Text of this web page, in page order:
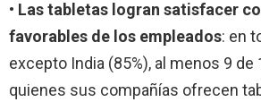
• Las tabletas logran satisfacer
favorables de los empleados: en
excepto India (85%), al menos 9 de
quienes sus compañías ofrecen